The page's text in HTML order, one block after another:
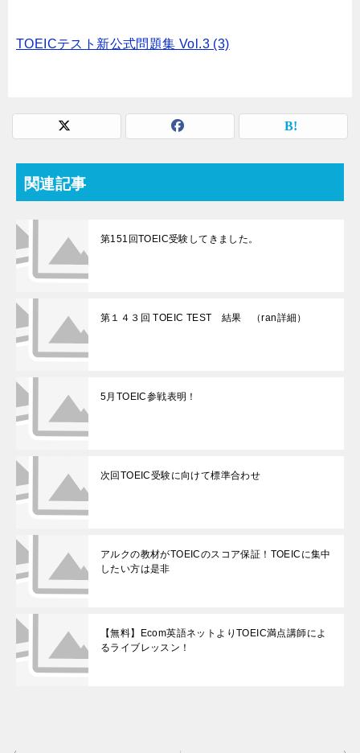
TOEICテスト新公式問題集 Vol.3 (3)
関連記事
第151回TOEIC受験してきました。
第１４３回 TOEIC TEST 結果 （ran詳細）
5月TOEIC参戦表明！
次回TOEIC受験に向けて標準合わせ
アルクの教材がTOEICのスコア保証！TOEICに集中
したい方は是非
【無料】Ecom英語ネットよりTOEIC満点講師によ
るライブレッスン！